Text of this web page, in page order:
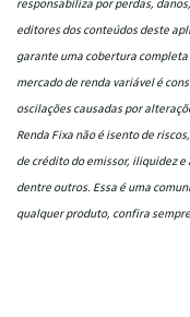
editores dos conteúdos deste
garante uma cobertura
mercado de renda variável é
oscilações causadas por
Renda Fixa não é isento de
de crédito do emissor, iliquidez
dentre outros. Essa é uma
qualquer produto, confira